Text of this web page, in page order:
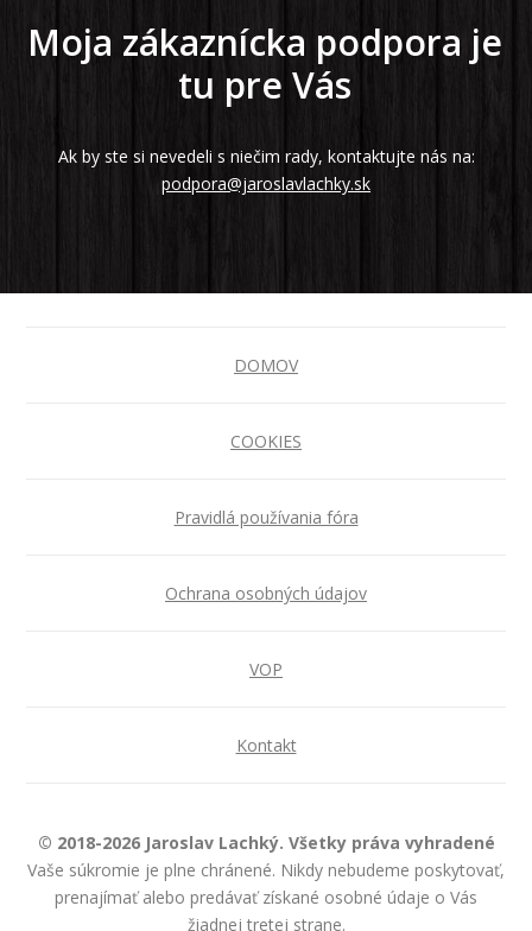
Moja zákaznícka podpora je
tu pre Vás
Ak by ste si nevedeli s niečim rady, kontaktujte nás na:
podpora@jaroslavlachky.sk
DOMOV
COOKIES
Pravidlá používania fóra
Ochrana osobných údajov
VOP
Kontakt
© 2018-2026 Jaroslav Lachký. Všetky práva vyhradené
Vaše súkromie je plne chránené. Nikdy nebudeme poskytovať,
prenajímať alebo predávať získané osobné údaje o Vás
žiadnej tretej strane.